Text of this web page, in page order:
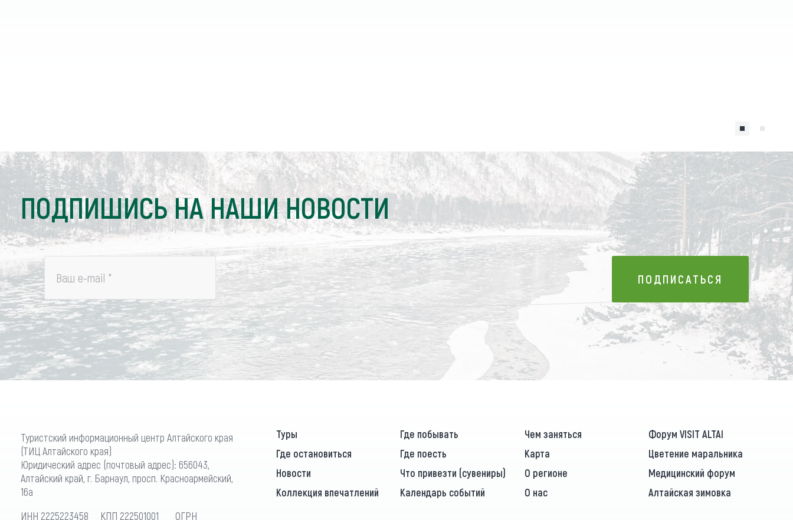
ПОДПИШИСЬ НА НАШИ НОВОСТИ
Ваш e-mail * ПОДПИСАТЬСЯ
ПОДПИСАТЬСЯ
Туристский информационный центр Алтайского края
(ТИЦ Алтайского края)
Юридический адрес (почтовый адрес): 656043,
Алтайский край, г. Барнаул, просп. Красноармейский,
16а
ИНН 2225223458 КПП 222501001 ОГРН
Туры Где побывать Чем заняться
Форум VISIT ALTAI
Где остановиться
Где поесть Карта
Цветение маральника
Новости
Что привезти (сувениры) О регионе
Медицинский форум
Коллекция впечатлений
Календарь событий О нас Алтайская зимовка